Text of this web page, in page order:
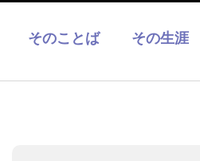
そのことば その生涯